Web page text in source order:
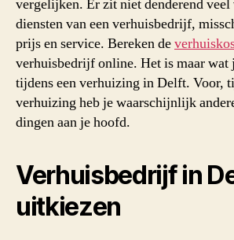
vergelijken. Er zit niet denderend
diensten van een verhuisbedrijf,
prijs en service. Bereken de
verhuisbedrijf online. Het is maar
tijdens een verhuizing in Delft. Voor,
verhuizing heb je waarschijnlijk
dingen aan je hoofd.
Verhuisbedrijf in
uitkiezen